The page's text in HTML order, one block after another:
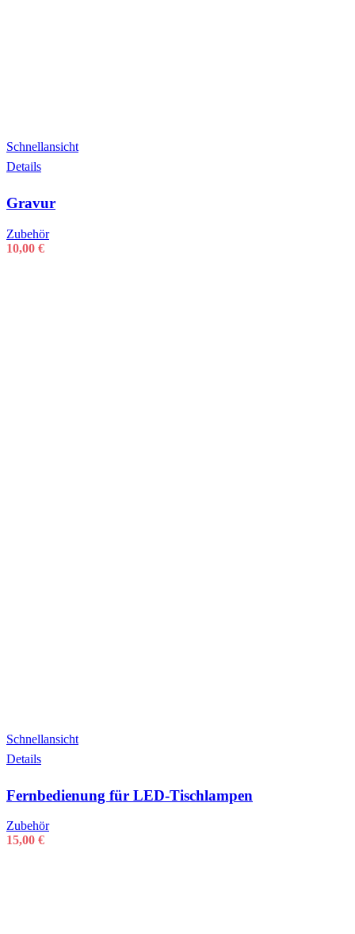
Schnellansicht
Details
Gravur
Zubehör
10,00 €
Schnellansicht
Details
Fernbedienung für LED-Tischlampen
Zubehör
15,00 €